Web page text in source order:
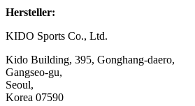
Hersteller:
KIDO Sports Co., Ltd.
Kido Building, 395, Gonghang-daero,
Gangseo-gu,
Seoul,
Korea 07590